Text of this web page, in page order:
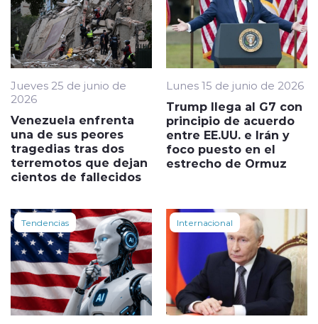
Jueves 25 de junio de
2026
Venezuela enfrenta
una de sus peores
tragedias tras dos
terremotos que dejan
cientos de fallecidos
Lunes 15 de junio de 2026
Trump llega al G7 con
principio de acuerdo
entre EE.UU. e Irán y
foco puesto en el
estrecho de Ormuz
Tendencias Internacional